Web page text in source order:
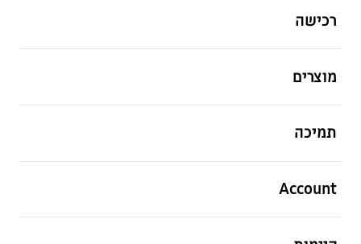
רכישה
מוצרים
תמיכה
Account